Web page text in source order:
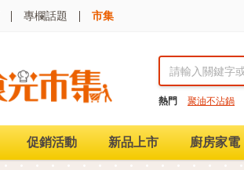
專欄話題 市集
熱門 聚油不沾鍋
促銷活動 新品上市 廚房家電